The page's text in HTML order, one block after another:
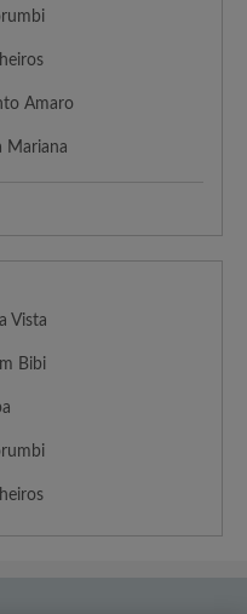
Amaro
Mariana
Vista
Bibi